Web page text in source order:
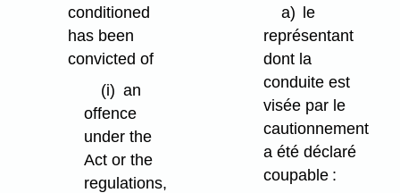
conditioned
has been
convicted of
(i) an
offence
under the
Act or the
regulations,
a)
le
représentant
dont la
conduite est
visée par le
cautionnement
a été déclaré
coupable :